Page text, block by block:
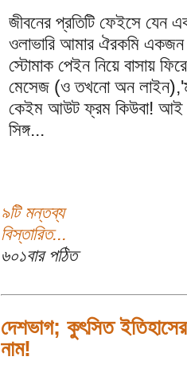
জীবনের প্রতিটি ফেইসে যেন
ওলাভারি আমার ঐরকমি
স্টোমাক পেইন নিয়ে বাসায়
মেসেজ (ও তখনো অন
কেইম আউট ফ্রম কিউবা! আই
সিঙ্গ...
৯টি মন্তব্য
বিস্তারিত...
৬০১বার পঠিত
দেশভাগ; কুৎসিত
নাম!